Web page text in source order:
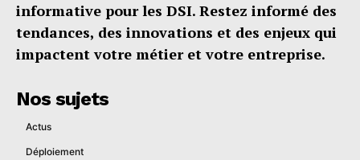
informative pour les DSI. Restez informé des
tendances, des innovations et des enjeux qui
impactent votre métier et votre entreprise.
Nos sujets
Actus
Déploiement